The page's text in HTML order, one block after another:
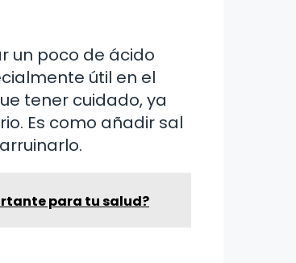
un poco de ácido
útil en el
tener cuidado, ya
Es como añadir sal
para tu salud?